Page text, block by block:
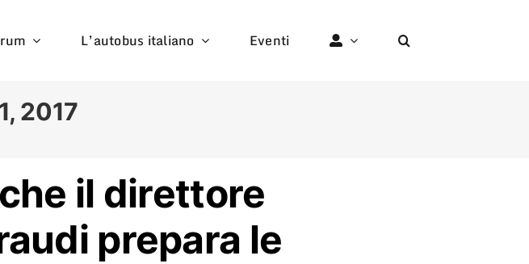
L’autobus italiano Eventi
2017
il direttore
prepara le